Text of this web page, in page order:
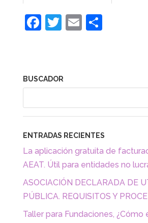
F
e
b
o
o
k
T
er
E
ar
tir
BUSCADOR
ENTRADAS RECIENTES
La aplicación gratuita de
AEAT. Útil para entidades no
ASOCIACIÓN DECLARADA DE
PÚBLICA. REQUISITOS Y
Taller para Fundaciones, ¿Cómo